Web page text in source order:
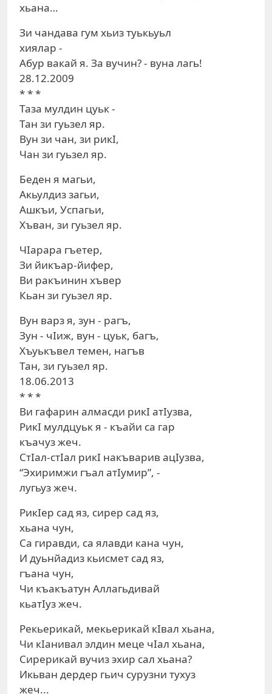
хьана…
Зи чандава гум хьиз туькьуьл
хиялар -
Абур вакай я. За вучин? - вуна лагь!
28.12.2009
* * *
Таза мулдин цуьк -
Тан зи гуьзел яр.
Вун зи чан, зи рикI,
Чан зи гуьзел яр.
Беден я магьи,
Акьулдиз загьи,
Ашкъи, Успагьи,
Хъван, зи гуьзел яр.
ЧIарара гъетер,
Зи йикъар-йифер,
Ви ракъинин хъвер
Кьан зи гуьзел яр.
Вун варз я, зун - рагъ,
Зун - чIиж, вун - цуьк, багъ,
Хъуькъвел темен, нагъв
Тан, зи гуьзел яр.
18.06.2013
* * *
Ви гафарин алмасди рикI атIузва,
РикI мулдцуьк я - къайи са гар
къачуз жеч.
СтIал-стIал рикI накъварив ацIузва,
“Эхиримжи гъал атIумир”, -
лугьуз жеч.
РикIер сад яз, сирер сад яз,
хьана чун,
Са гиравди, са ялавди кана чун,
И дуьнйадиз кьисмет сад яз,
гъана чун,
Чи къакъатун Аллагьдивай
кьатIуз жеч.
Рекьерикай, мекьерикай кIвал хьана,
Чи кIанивал элдин меце чIал хьана,
Сирерикай вучиз эхир сал хьана?
Икьван дердер гьич сурузни тухуз
жеч...